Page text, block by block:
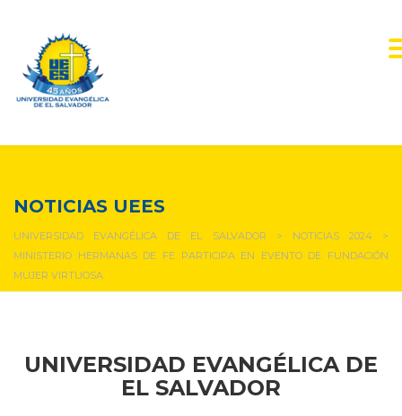
NOTICIAS UEES
UNIVERSIDAD EVANGÉLICA DE EL SALVADOR > NOTICIAS 2024>
MINISTERIO HERMANAS DE FE PARTICIPA EN EVENTO DE FUNDACIÓN
MUJER VIRTUOSA
UNIVERSIDAD EVANGÉLICA DE
EL SALVADOR